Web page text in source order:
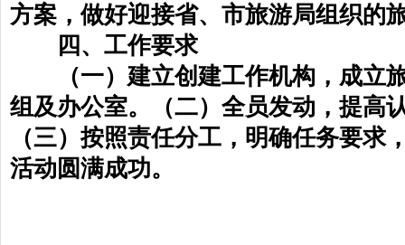
方案，做好迎接省、市旅游局组织的
四、工作要求
（一）建立创建工作机构，成立
组及办公室。（二）全员发动，提高
（三）按照责任分工，明确任务要求
活动圆满成功。